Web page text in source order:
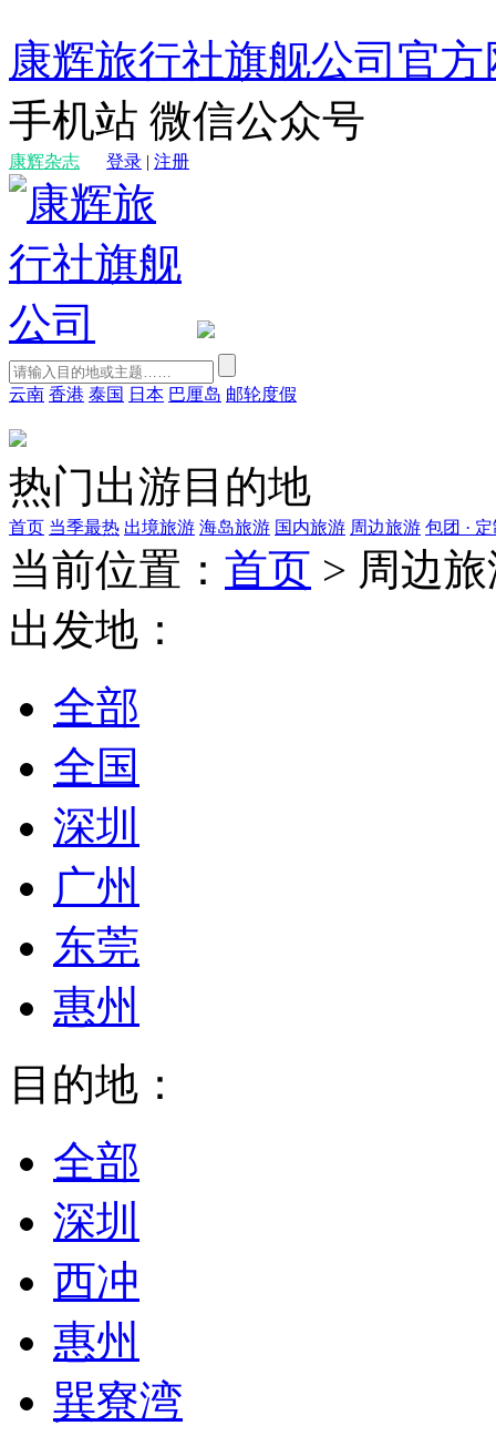
康辉旅行社旗舰公司官方
手机站 微信公众号
康辉杂志 登录 | 注册
云南 香港 泰国 日本 巴厘岛 邮轮度假
热门出游目的地
首页 当季最热 出境旅游 海岛旅游 国内旅游 周边旅游 包团 ·
当前位置： 首页 > 周边
出发地：
全部
全国
深圳
广州
东莞
惠州
目的地：
全部
深圳
西冲
惠州
巽寮湾